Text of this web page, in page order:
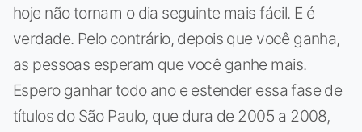
hoje não tornam o dia seguinte mais fácil. E é
verdade. Pelo contrário, depois que você ganha,
as pessoas esperam que você ganhe mais.
Espero ganhar todo ano e estender essa fase de
títulos do São Paulo, que dura de 2005 a 2008,